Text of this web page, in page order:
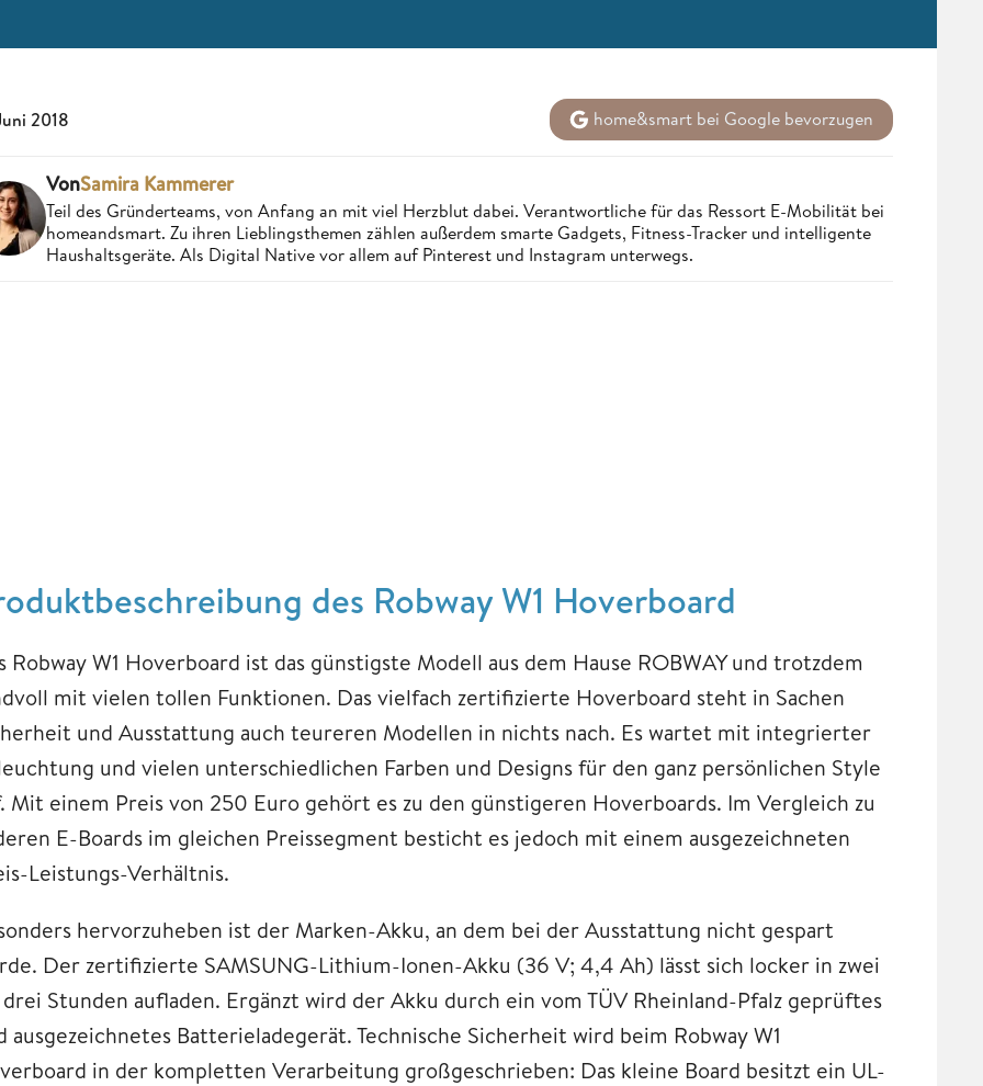
2018 home&smart bei Google bevorzugen
VonSamira Kammerer
Teil des Gründerteams, von Anfang an mit viel Herzblut dabei. Verantwortliche für das Ressort E-Mobilität bei
homeandsmart. Zu ihren Lieblingsthemen zählen außerdem smarte Gadgets, Fitness-Tracker und intelligente
Haushaltsgeräte. Als Digital Native vor allem auf Pinterest und Instagram unterwegs.
des Robway W1 Hoverboard
Robway W1 Hoverboard ist das günstigste Modell aus dem Hause ROBWAY und trotzdem
mit vielen tollen Funktionen. Das vielfach zertifizierte Hoverboard steht in Sachen
und Ausstattung auch teureren Modellen in nichts nach. Es wartet mit integrierter
und vielen unterschiedlichen Farben und Designs für den ganz persönlichen Style
Mit einem Preis von 250 Euro gehört es zu den günstigeren Hoverboards. Im Vergleich zu
E-Boards im gleichen Preissegment besticht es jedoch mit einem ausgezeichneten
Leistungs-Verhältnis.
hervorzuheben ist der Marken-Akku, an dem bei der Ausstattung nicht gespart
Der zertifizierte SAMSUNG-Lithium-Ionen-Akku (36 V; 4,4 Ah) lässt sich locker in zwei
Stunden aufladen. Ergänzt wird der Akku durch ein vom TÜV Rheinland-Pfalz geprüftes
ausgezeichnetes Batterieladegerät. Technische Sicherheit wird beim Robway W1
in der kompletten Verarbeitung großgeschrieben: Das kleine Board besitzt ein UL-